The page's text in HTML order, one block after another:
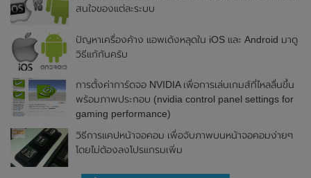
สนใจของแต่ละระบบ
ปัญหาเครื่องค้าง แอพเด้งหลุดใน iOS และ Android มาดู
วิธีแก้กันครับ
การตั้งค่าการ์ดจอ NVIDIA เพื่อการเล่นเกมส์ที่ไหลลื่นขึ้น
พร้อมภาพประกอบ (nvidia control panel settings for
gaming performance)
วิธีการแคปหน้าจอคอม เพื่อจับภาพบนหน้าจอคอมง่ายๆ
โดยไม่ต้องลงโปรแกรมเพิ่ม